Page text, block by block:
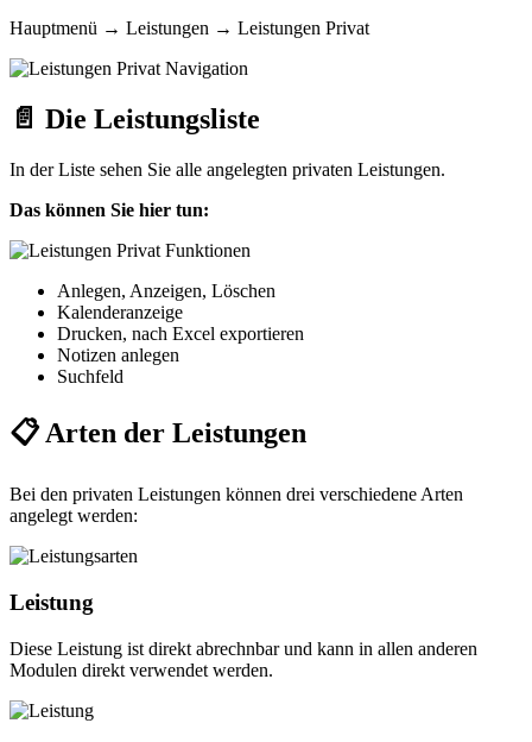
Hauptmenü → Leistungen → Leistungen Privat
📄 Die Leistungsliste
In der Liste sehen Sie alle angelegten privaten Leistungen.
Das können Sie hier tun:
Anlegen, Anzeigen, Löschen
Kalenderanzeige
Drucken, nach Excel exportieren
Notizen anlegen
Suchfeld
📋 Arten der Leistungen
Bei den privaten Leistungen können drei verschiedene Arten
angelegt werden:
Leistung
Diese Leistung ist direkt abrechnbar und kann in allen anderen
Modulen direkt verwendet werden.